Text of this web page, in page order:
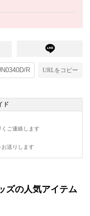
URLをコピー
ド
ご連絡します
送りします
ズの人気アイテム